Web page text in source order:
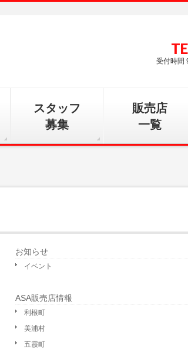
受付時間
スタッフ
募集
販売店
一覧
お知らせ
イベント
ASA販売店情報
利根町
美浦村
五霞町